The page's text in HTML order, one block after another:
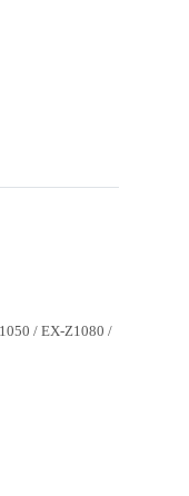
/ EX-Z1080 /